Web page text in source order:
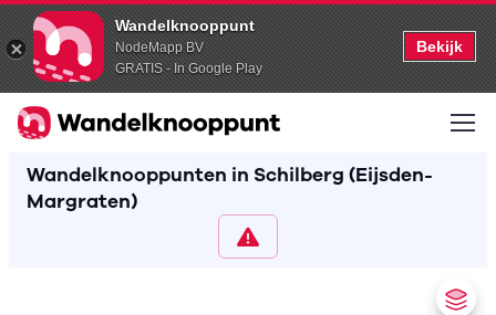
Wandelknooppunt
NodeMapp BV
GRATIS - In Google Play
Bekijk
Wandelknooppunten in Schilberg (Eijsden-
Margraten)